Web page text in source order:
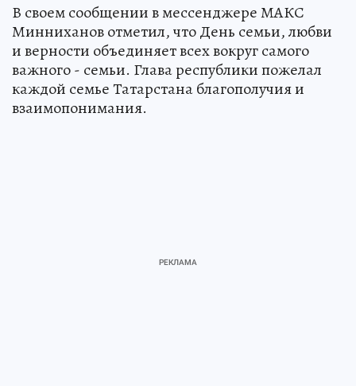
В своем сообщении в мессенджере МАКС
Минниханов отметил, что День семьи, любви
и верности объединяет всех вокруг самого
важного - семьи. Глава республики пожелал
каждой семье Татарстана благополучия и
взаимопонимания.